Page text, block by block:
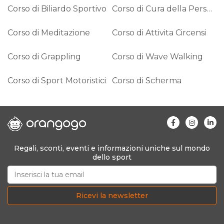
Corso di Biliardo Sportivo Corso di Cura della Persona
Corso di Meditazione Corso di Attivita Circensi
Corso di Grappling Corso di Wave Walking
Corso di Sport Motoristici Corso di Scherma
Regali, sconti, eventi e informazioni uniche sul mondo
dello sport
Ricevi la newsletter